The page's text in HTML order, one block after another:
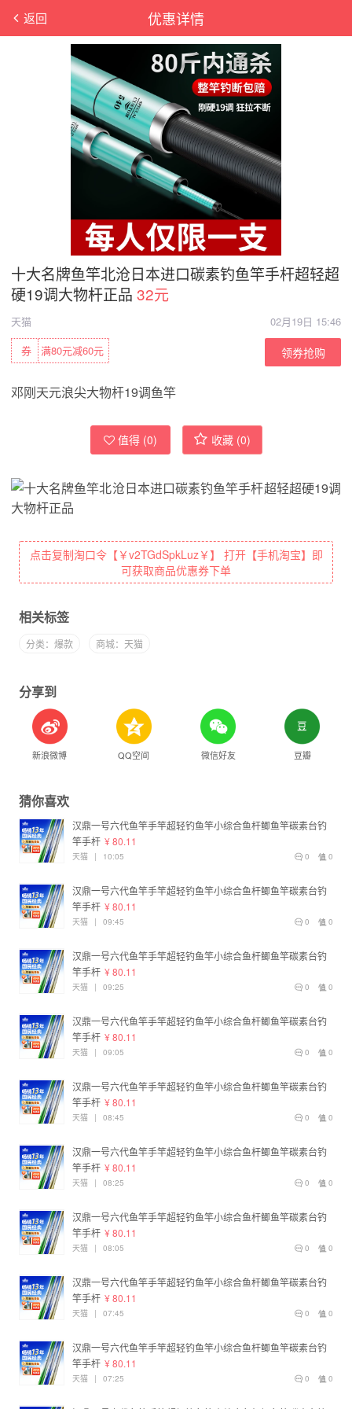
优惠详情
返回
十大名牌鱼竿北沧日本进口碳素钓鱼竿手杆超轻超
硬19调大物杆正品 32元
天猫
02月19日 15:46
满80元减60元
券 领券抢购
邓刚天元浪尖大物杆19调鱼竿
值得 (0) 收藏 (0)
点击复制淘口令【￥v2TGdSpkLuz￥】 打开【手机淘宝】即
可获取商品优惠券下单
相关标签
分类：爆款 商城：天猫
分享到
新浪微博 QQ空间 微信好友 豆瓣
猜你喜欢
汉鼎一号六代鱼竿手竿超轻钓鱼竿小综合鱼杆鲫鱼竿碳素台钓
竿手杆 ¥ 80.11
0
0
天猫 | 10:05
汉鼎一号六代鱼竿手竿超轻钓鱼竿小综合鱼杆鲫鱼竿碳素台钓
竿手杆 ¥ 80.11
0
0
天猫 | 09:45
汉鼎一号六代鱼竿手竿超轻钓鱼竿小综合鱼杆鲫鱼竿碳素台钓
竿手杆 ¥ 80.11
0
0
天猫 | 09:25
汉鼎一号六代鱼竿手竿超轻钓鱼竿小综合鱼杆鲫鱼竿碳素台钓
竿手杆 ¥ 80.11
0
0
天猫 | 09:05
汉鼎一号六代鱼竿手竿超轻钓鱼竿小综合鱼杆鲫鱼竿碳素台钓
竿手杆 ¥ 80.11
0
0
天猫 | 08:45
汉鼎一号六代鱼竿手竿超轻钓鱼竿小综合鱼杆鲫鱼竿碳素台钓
竿手杆 ¥ 80.11
0
0
天猫 | 08:25
汉鼎一号六代鱼竿手竿超轻钓鱼竿小综合鱼杆鲫鱼竿碳素台钓
竿手杆 ¥ 80.11
0
0
天猫 | 08:05
汉鼎一号六代鱼竿手竿超轻钓鱼竿小综合鱼杆鲫鱼竿碳素台钓
竿手杆 ¥ 80.11
0
0
天猫 | 07:45
汉鼎一号六代鱼竿手竿超轻钓鱼竿小综合鱼杆鲫鱼竿碳素台钓
竿手杆 ¥ 80.11
0
0
天猫 | 07:25